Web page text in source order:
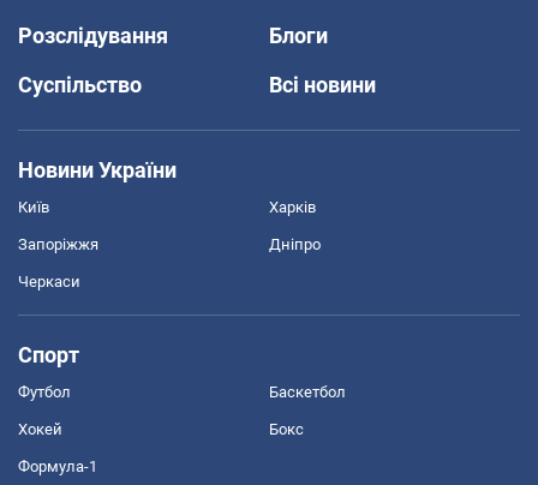
Розслідування
Блоги
Суспільство
Всі новини
Новини України
Київ Харків
Запоріжжя Дніпро
Черкаси
Спорт
Футбол Баскетбол
Хокей Бокс
Формула-1